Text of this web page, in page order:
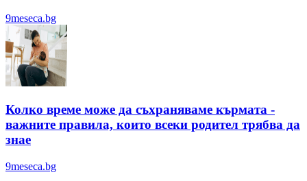
9meseca.bg
Колко време може да съхраняваме кърмата -
важните правила, които всеки родител трябва да
знае
9meseca.bg